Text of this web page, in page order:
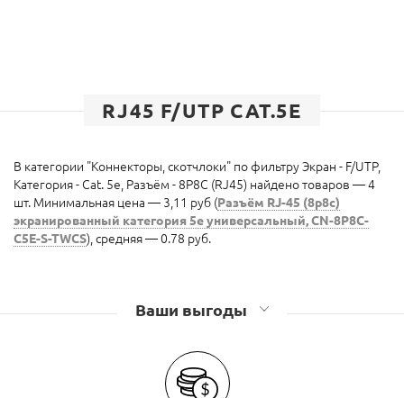
RJ45 F/UTP CAT.5E
В категории "Коннекторы, скотчлоки" по фильтру Экран - F/UTP,
Категория - Cat. 5e, Разъём - 8P8C (RJ45) найдено товаров — 4
шт. Минимальная цена — 3,11 руб (Разъём RJ-45 (8p8c)
экранированный категория 5е универсальный, CN-8P8C-
C5E-S-TWCS), средняя — 0.78 руб.
Ваши выгоды